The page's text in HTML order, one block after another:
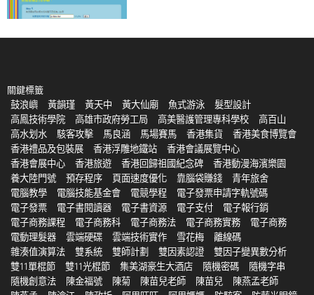
關鍵標籤
鼓浪嶼
黃韻瑾 黃天中 黃大仙廟 魚式游泳
髮型設計
高鳳技術學院
高雄市政府勞工局 高美醫護管理專科學校
高百山
高水划水
駭客攻擊 馬良涵 馬場賽馬 香港集貨
香港美食博覽會
香港禮品及包裝展
香港浮雕地鐵站
香港會議展覽中心
香港會展中心
香港旅遊 香港回歸祖國紀念碑
香港動漫海濱樂園
養大陸門號
預存程序 頁面速度優化 靠腦袋賺錢
青年旅舍
電腦教學
電腦技能基金會 電競學程
電子發票申請字軌號碼
電子發票
電子書閱讀器 電子書資源 電子支付
電子報行銷
電子商務課程
電子商務科 電子商務法 電子商務實務
電子商務
電動理髮器
雲端硬碟 雲端技術實作 雪花梅
離線碼
雜湊值演算法
雙系統 雙師計劃 雙因素認證
雙因子變異數分析
雙11單棍節
雙11光棍節 集美湖豪生大酒店 隨機密碼
隨機字串
隨機創意法
陳金福號 陳菊 陳苗兒老師 陳苗兒
陳燕孟老師